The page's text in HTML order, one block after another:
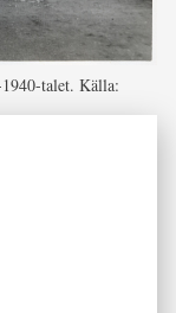
talet. Källa: